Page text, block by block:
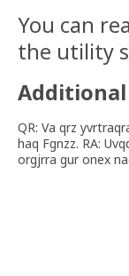
You can
the utility
QR: Va qrz
haq Fgnzz. RA:
orgjrra gur onex